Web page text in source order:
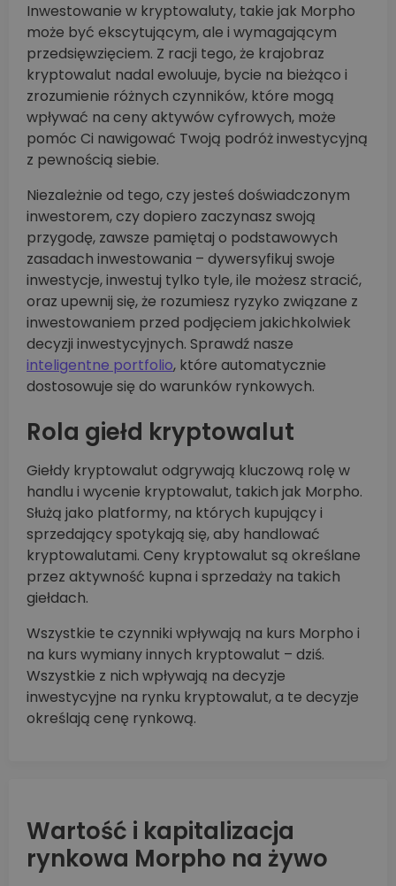
Inwestowanie w kryptowaluty, takie jak Morpho
może być ekscytującym, ale i wymagającym
przedsięwzięciem. Z racji tego, że krajobraz
kryptowalut nadal ewoluuje, bycie na bieżąco i
zrozumienie różnych czynników, które mogą
wpływać na ceny aktywów cyfrowych, może
pomóc Ci nawigować Twoją podróż inwestycyjną
z pewnością siebie.
Niezależnie od tego, czy jesteś doświadczonym
inwestorem, czy dopiero zaczynasz swoją
przygodę, zawsze pamiętaj o podstawowych
zasadach inwestowania – dywersyfikuj swoje
inwestycje, inwestuj tylko tyle, ile możesz stracić,
oraz upewnij się, że rozumiesz ryzyko związane z
inwestowaniem przed podjęciem jakichkolwiek
decyzji inwestycyjnych. Sprawdź nasze
inteligentne portfolio, które automatycznie
dostosowuje się do warunków rynkowych.
Rola giełd kryptowalut
Giełdy kryptowalut odgrywają kluczową rolę w
handlu i wycenie kryptowalut, takich jak Morpho.
Służą jako platformy, na których kupujący i
sprzedający spotykają się, aby handlować
kryptowalutami. Ceny kryptowalut są określane
przez aktywność kupna i sprzedaży na takich
giełdach.
Wszystkie te czynniki wpływają na kurs Morpho i
na kurs wymiany innych kryptowalut – dziś.
Wszystkie z nich wpływają na decyzje
inwestycyjne na rynku kryptowalut, a te decyzje
określają cenę rynkową.
Wartość i kapitalizacja
rynkowa Morpho na żywo